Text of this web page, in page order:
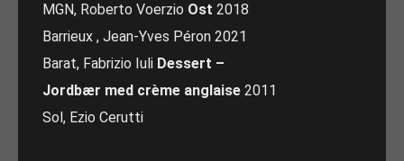
MGN, Roberto Voerzio Ost 2018
Barrieux , Jean-Yves Péron 2021
Barat, Fabrizio Iuli Dessert –
Jordbær med crème anglaise 2011
Sol, Ezio Cerutti